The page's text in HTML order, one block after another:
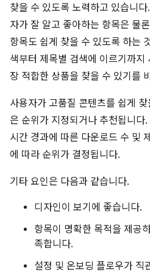
찾을 수 있도록 노력하고 있습니
자가 잘 알고 좋아하는 항목은 물
항목도 쉽게 찾을 수 있도록 하는
색부터 제목별 검색에 이르기까지
장 적합한 상품을 찾을 수 있기를
사용자가 고품질 콘텐츠를 쉽게
은 순위가 지정되거나 추천됩니다
시간 경과에 따른 다운로드 수 및
에 따라 순위가 결정됩니다.
기타 요인은 다음과 같습니다.
디자인이 보기에 좋습니다.
항목이 명확한 목적을 제공
족합니다.
설정 및 온보딩 플로우가 직